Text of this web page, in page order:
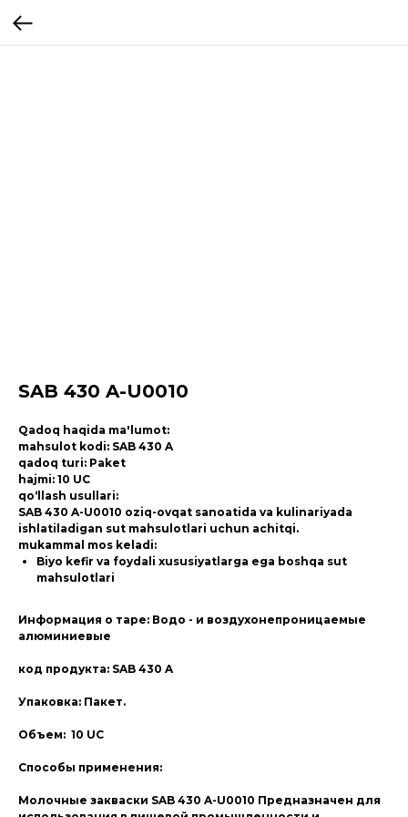
SAB 430 A-U0010
Qadoq haqida ma'lumot:
mahsulot kodi: SAB 430 A
qadoq turi: Paket
hajmi: 10 UC
qo‘llash usullari:
SAB 430 A-U0010 oziq-ovqat sanoatida va kulinariyada
ishlatiladigan sut mahsulotlari uchun achitqi.
mukammal mos keladi:
Biyo kefir va foydali xususiyatlarga ega boshqa sut
mahsulotlari
Информация о таре: Водо - и воздухонепроницаемые
алюминиевые
код продукта: SAB 430 A
Упаковка: Пакет.
Объем: 10 UC
Способы применения:
Молочные закваски SAB 430 A-U0010 Предназначен для